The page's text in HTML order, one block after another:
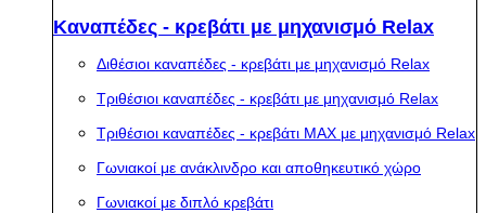
Καναπέδες - κρεβάτι με μηχανισμό Relax
Διθέσιοι καναπέδες - κρεβάτι με μηχανισμό Relax
Τριθέσιοι καναπέδες - κρεβάτι με μηχανισμό Relax
Τριθέσιοι καναπέδες - κρεβάτι MAX με μηχανισμό Relax
Γωνιακοί με ανάκλινδρο και αποθηκευτικό χώρο
Γωνιακοί με διπλό κρεβάτι